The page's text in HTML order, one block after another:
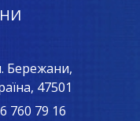
Бережани,
47501
760 79 16